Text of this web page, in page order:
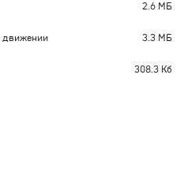
2.6 MБ
движении 3.3 MБ
308.3 Кб